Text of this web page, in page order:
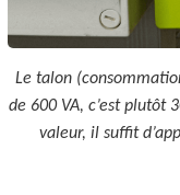
Le talon
de 600 VA, c’est plutôt
valeur, il suffit